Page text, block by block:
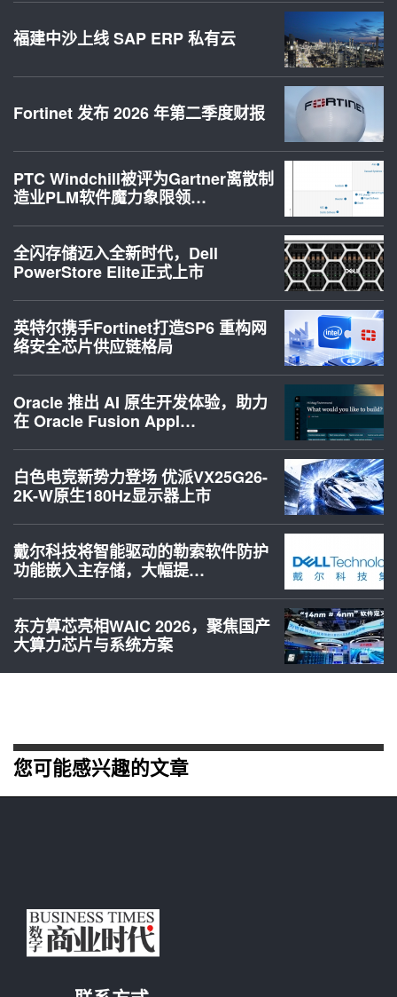
福建中沙上线 SAP ERP 私有云
Fortinet 发布 2026 年第二季度财报
PTC Windchill被评为Gartner离散制
造业PLM软件魔力象限领…
全闪存储迈入全新时代，Dell
PowerStore Elite正式上市
英特尔携手Fortinet打造SP6 重构网
络安全芯片供应链格局
Oracle 推出 AI 原生开发体验，助力
在 Oracle Fusion Appl…
白色电竞新势力登场 优派VX25G26-
2K-W原生180Hz显示器上市
戴尔科技将智能驱动的勒索软件防护
功能嵌入主存储，大幅提…
东方算芯亮相WAIC 2026，聚焦国产
大算力芯片与系统方案
您可能感兴趣的文章